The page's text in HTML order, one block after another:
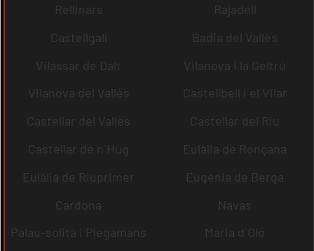
Rellinars
Rajadell
Castellgalí
Badia del Vallès
Vilassar de Dalt
Vilanova i la Geltrú
Vilanova del Vallès
Castellbell i el Vilar
Castellar del Vallès
Castellar del Riu
Castellar de n´Hug
Eulàlia de Ronçana
Eulàlia de Riuprimer
Eugènia de Berga
Cardona
Navas
Palau-solità i Plegamans
Maria d´Oló